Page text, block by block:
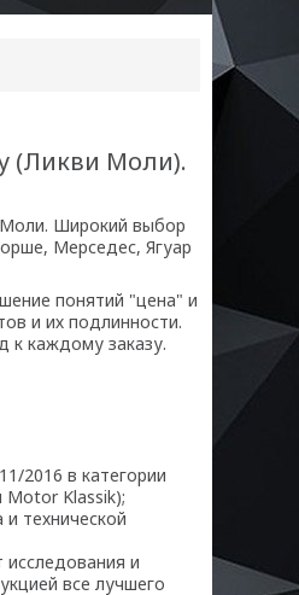
(Ликви Моли).
Моли. Широкий выбор
Мерседес, Ягуар
понятий "цена" и
и их подлинности.
к каждому заказу.
2016 в категории
Klassik);
технической
и
все лучшего